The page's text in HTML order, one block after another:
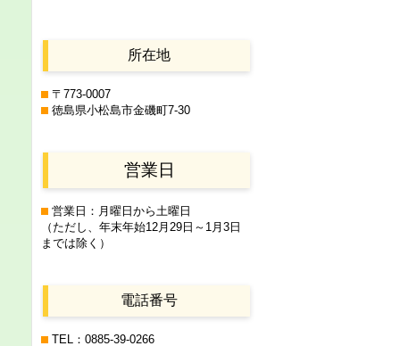
所在地
〒773-0007
徳島県小松島市金磯町7-30
営業日
営業日：月曜日から土曜日
（ただし、年末年始12月29日 ～1月3日
までは除く）
電話番号
TEL：0885-39-0266